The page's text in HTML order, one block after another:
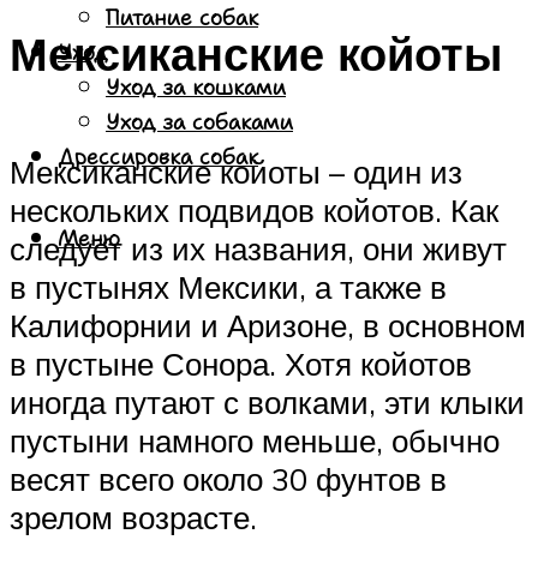
Питание собак
Уход
Уход за кошками
Уход за собаками
Дрессировка собак
Меню
Мексиканские койоты
Мексиканские койоты – один из
нескольких подвидов койотов. Как
следует из их названия, они живут
в пустынях Мексики, а также в
Калифорнии и Аризоне, в основном
в пустыне Сонора. Хотя койотов
иногда путают с волками, эти клыки
пустыни намного меньше, обычно
весят всего около 30 фунтов в
зрелом возрасте.